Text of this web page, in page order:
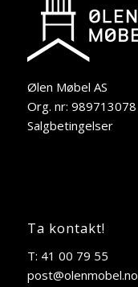
Ølen Møbel AS
Org. nr: 989713078
Salgbetingelser
Ta kontakt!
T: 41 00 79 55
post@olenmobel.no